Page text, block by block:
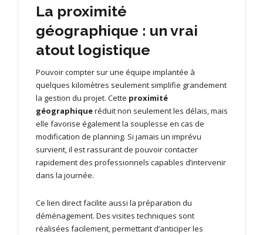
La proximité
géographique : un vrai
atout logistique
Pouvoir compter sur une équipe implantée à
quelques kilomètres seulement simplifie grandement
la gestion du projet. Cette proximité
géographiqueréduit non seulement les délais, mais
elle favorise également la souplesse en cas de
modification de planning. Si jamais un imprévu
survient, il est rassurant de pouvoir contacter
rapidement des professionnels capables d’intervenir
dans la journée.
Ce lien direct facilite aussi la préparation du
déménagement. Des visites techniques sont
réalisées facilement, permettant d’anticiper les